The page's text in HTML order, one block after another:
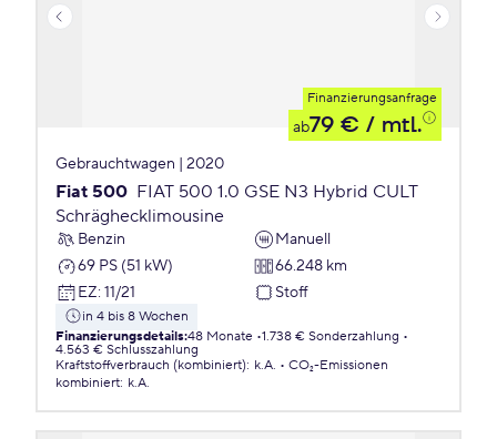
Finanzierungsanfrage
ab79 € / mtl.
Gebrauchtwagen | 2020
Fiat 500 FIAT 500 1.0 GSE N3 Hybrid CULT
Schräghecklimousine
Benzin
Manuell
69 PS (51 kW)
66.248 km
EZ: 11/21 Stoff
in 4 bis 8 Wochen
Finanzierungsdetails:48 Monate 1.738 € Sonderzahlung
4.563 € Schlusszahlung
Kraftstoffverbrauch (kombiniert): k.A.
CO₂-Emissionen
kombiniert: k.A.